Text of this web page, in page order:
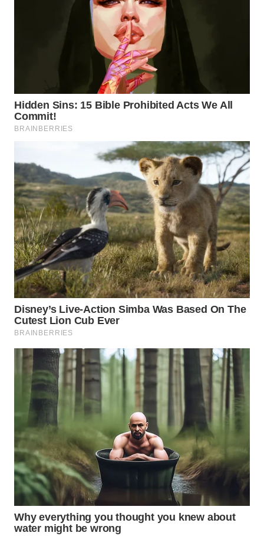
WAHANA
INFRASTRUKTUR
WAHANA
KONSUMEN
WAHANA
LISTRIK
WAHANA
TRAVEL
WAHANA
TV
WAHANANEWS
ID
WAHANANEWS
CO ID
WAHANANEWS
NET
WAHANA
SPORT
WAHANA
UMKM